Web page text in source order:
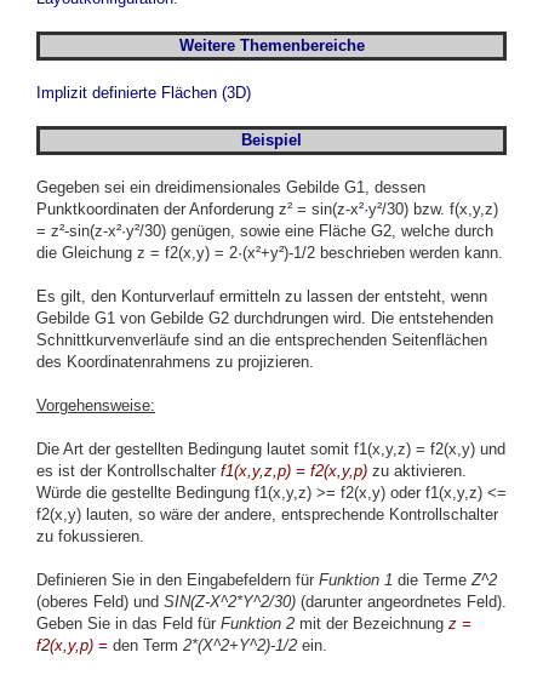
Weitere Themenbereiche
Implizit definierte Flächen (3D)
Beispiel
Gegeben sei ein dreidimensionales Gebilde G1, dessen
Punktkoordinaten der Anforderung z² = sin(z-x²·y²/30) bzw. f(x,y,z)
= z²-sin(z-x²·y²/30) genügen, sowie eine Fläche G2, welche durch
die Gleichung z = f2(x,y) = 2·(x²+y²)-1/2 beschrieben werden kann.
Es gilt, den Konturverlauf ermitteln zu lassen der entsteht, wenn
Gebilde G1 von Gebilde G2 durchdrungen wird. Die entstehenden
Schnittkurvenverläufe sind an die entsprechenden Seitenflächen
des Koordinatenrahmens zu projizieren.
Vorgehensweise:
Die Art der gestellten Bedingung lautet somit f1(x,y,z) = f2(x,y) und
es ist der Kontrollschalter f1(x,y,z,p) = f2(x,y,p) zu aktivieren.
Würde die gestellte Bedingung f1(x,y,z) >= f2(x,y) oder f1(x,y,z) <=
f2(x,y) lauten, so wäre der andere, entsprechende Kontrollschalter
zu fokussieren.
Definieren Sie in den Eingabefeldern für Funktion 1 die Terme Z^2
(oberes Feld) und SIN(Z-X^2*Y^2/30) (darunter angeordnetes Feld).
Geben Sie in das Feld für Funktion 2 mit der Bezeichnung z =
f2(x,y,p) = den Term 2*(X^2+Y^2)-1/2 ein.